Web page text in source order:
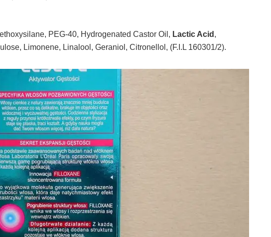
PEG-40, Hydrogenated Castor Oil, Lactic Acid ,
Limonene, Linalool, Geraniol, Citronellol, (F.I.L 160301/2).